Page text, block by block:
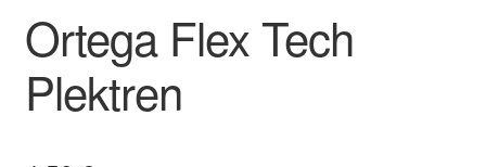
Ortega Flex Tech
Plektren